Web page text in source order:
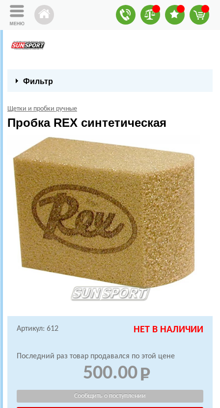
Фильтр
Щетки и пробки ручные
Пробка REX синтетическая
Артикул: 612 НЕТ В НАЛИЧИИ
Последний раз товар продавался по этой цене
500.00